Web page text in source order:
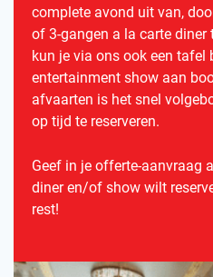
complete avond uit van,
of 3-gangen a la carte diner
kun je via ons ook een tafel
entertainment show aan
afvaarten is het snel
op tijd te reserveren.
Geef in je offerte-aanvraag
diner en/of show wilt
rest!